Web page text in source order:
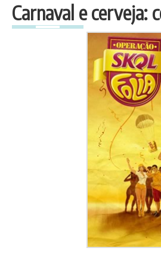
Carnaval e cerveja: